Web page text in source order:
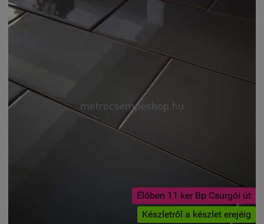
Élőben 11 ker Bp Csurgói út
Készletről a készlet erejéig